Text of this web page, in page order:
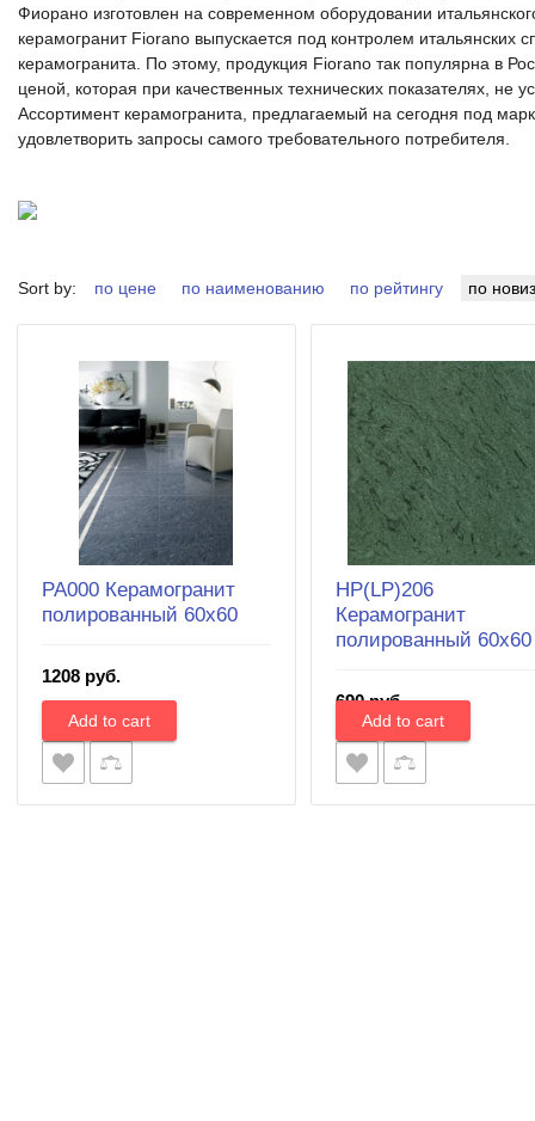
Фиорано изготовлен на современном оборудовании
керамогранит Fiorano выпускается под контролем итальянских
керамогранита. По этому, продукция Fiorano так популярна в
ценой, которая при качественных технических показателях,
Ассортимент керамогранита, предлагаемый на сегодня под
удовлетворить запросы самого требовательного потребителя.
Sort by: по цене по наименованию по рейтингу по
PA000 Керамогранит
полированный 60х60
1208 руб.
HP(LP)206
Керамогранит
полированный 60х60
690 руб.